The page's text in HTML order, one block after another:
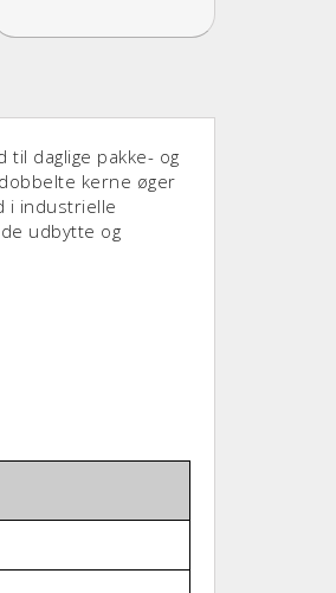
til daglige pakke- og
kerne øger
i industrielle
udbytte og